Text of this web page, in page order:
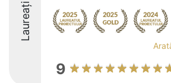
Laureați
9